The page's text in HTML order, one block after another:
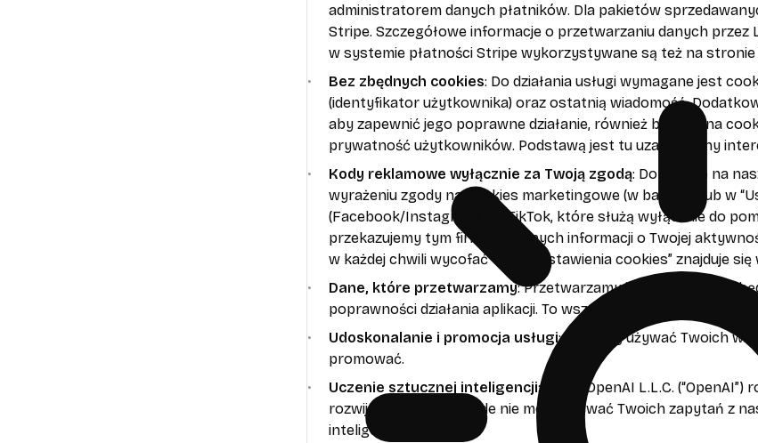
administratorem danych płatników. Dla pakietów
Stripe. Szczegółowe informacje o przetwarzaniu danych przez
w systemie płatności Stripe wykorzystywane są też na stronie
Bez zbędnych cookies: Do działania usługi wymagane jest
(identyfikator użytkownika) oraz ostatnią wiadomość.
aby zapewnić jego poprawne działanie, również bazując na
prywatność użytkowników. Podstawą jest tu uzasadniony
Kody reklamowe wyłącznie za Twoją zgodą: Domyślnie na
wyrażeniu zgody na cookies marketingowe (w banerze lub w
(Facebook/Instagram) lub TikTok, które służą wyłącznie do
przekazujemy tym firmom żadnych informacji o Twojej
w każdej chwili wycofać — link “Ustawienia cookies” znajduje
Dane, które przetwarzamy: Przetwarzamy jedynie dane
poprawności działania aplikacji. To wszystko. Zgodnie z
Udoskonalanie i promocja usługi: Możemy używać Twoich
promować.
Uczenie sztucznej inteligencji: Firma OpenAI L.L.C.
rozwijająca model Claude nie może używać Twoich zapytań z
inteligencji.